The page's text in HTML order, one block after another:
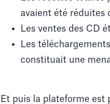
avaient été réduites
Les ventes des CD
Les
constituait une
Et puis la plateforme est